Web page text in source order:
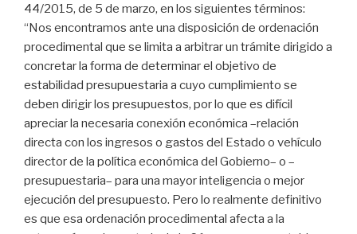
44/2015, de 5 de marzo, en los siguientes términos:
“Nos encontramos ante una disposición de ordenación
procedimental que se limita a arbitrar un trámite dirigido a
concretar la forma de determinar el objetivo de
estabilidad presupuestaria a cuyo cumplimiento se
deben dirigir los presupuestos, por lo que es difícil
apreciar la necesaria conexión económica –relación
directa con los ingresos o gastos del Estado o vehículo
director de la política económica del Gobierno– o –
presupuestaria– para una mayor inteligencia o mejor
ejecución del presupuesto. Pero lo realmente definitivo
es que esa ordenación procedimental afecta a la